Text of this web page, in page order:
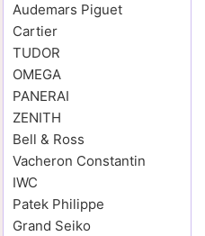
Audemars Piguet
Cartier
TUDOR
OMEGA
PANERAI
ZENITH
Bell & Ross
Vacheron Constantin
IWC
Patek Philippe
Grand Seiko